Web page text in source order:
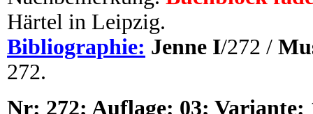
Härtel in Leipzig.
Bibliographie: Jenne I/272 /
272.
Nr: 272; Auflage: 03; Variante: